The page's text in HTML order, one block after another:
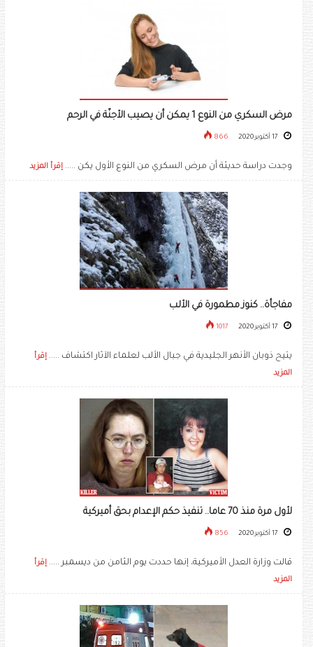
مرض السكري من النوع 1 يمكن أن يصيب الأجنّة في الرحم
866
وجدت دراسة حديثة أن مرض السكري من النوع الأول يكن ..... إقرأ المزيد
مفاجأة.. كنوز مطمورة في الألب
1017
يتيح ذوبان الأنهر الجليدية في جبال الألب لعلماء الآثار اكتشاف ..... إقرأ
المزيد
لأول مرة منذ 70 عاما.. تنفيذ حكم الإعدام بحق أميركية
856
قالت وزارة العدل الأميركية، إنها حددت يوم الثامن من ديسمبر ..... إقرأ
المزيد